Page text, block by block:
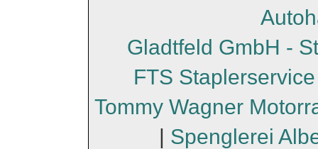
Gladtfeld GmbH -
FTS Staplerservice
Tommy Wagner
| Spenglerei